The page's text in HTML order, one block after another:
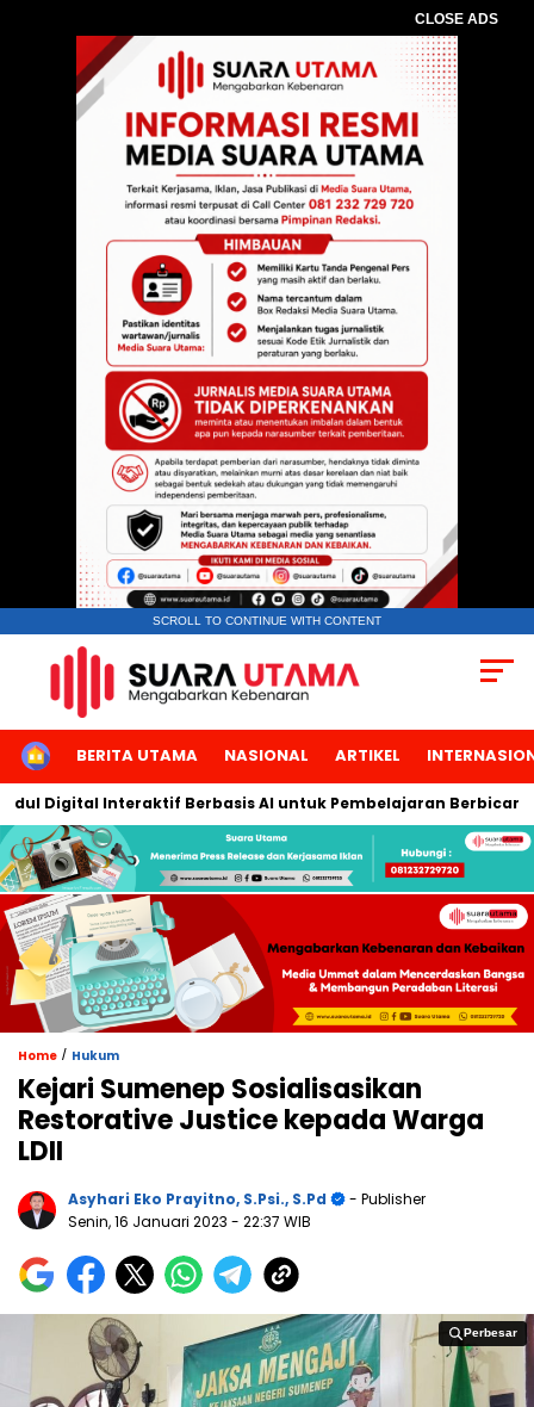
CLOSE ADS
SCROLL TO CONTINUE WITH CONTENT
HOMEBERITA UTAMA NASIONAL ARTIKEL
Interaktif Berbasis AI untuk Pembelajaran Berbicara
Home / Hukum
Kejari Sumenep Sosialisasikan
Restorative Justice kepada Warga
LDII
Asyhari Eko Prayitno, S.Psi., S.Pd
- Publisher
Senin, 16 Januari 2023 - 22:37 WIB
Perbesar
Perbesar